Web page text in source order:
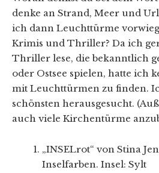
denke an Strand, Meer und
ich dann Leuchttürme
Krimis und Thriller? Da ich
Thriller lese, die bekanntlich
oder Ostsee spielen, hatte ich
mit Leuchttürmen zu finden.
schönsten herausgesucht.
auch viele Kirchentürme
„INSELrot“ von Stina
Inselfarben. Insel: Sylt